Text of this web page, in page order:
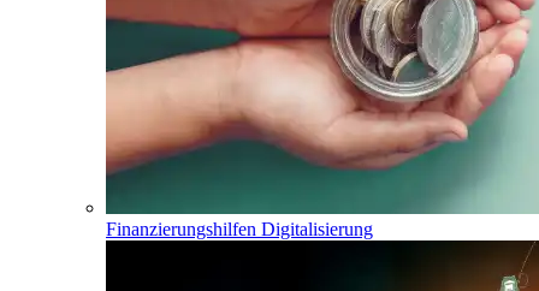
Finanzierungshilfen Digitalisierung